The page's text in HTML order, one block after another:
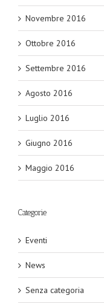
Novembre 2016
Ottobre 2016
Settembre 2016
Agosto 2016
Luglio 2016
Giugno 2016
Maggio 2016
Categorie
Eventi
News
Senza categoria